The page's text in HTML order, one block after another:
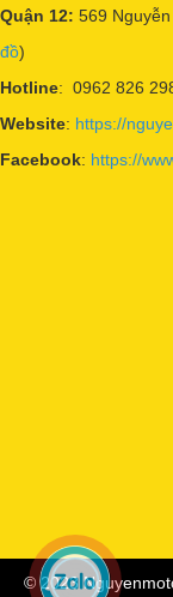
Quận 12: 569
đồ)
Hotline: 0962 826
Website: https://
Facebook: https://
© 2023